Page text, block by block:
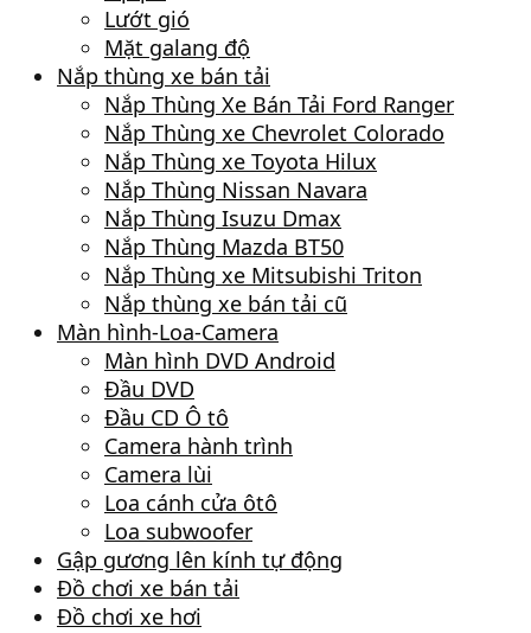
Lướt gió
Mặt galang độ
Nắp thùng xe bán tải
Nắp Thùng Xe Bán Tải Ford Ranger
Nắp Thùng xe Chevrolet Colorado
Nắp Thùng xe Toyota Hilux
Nắp Thùng Nissan Navara
Nắp Thùng Isuzu Dmax
Nắp Thùng Mazda BT50
Nắp Thùng xe Mitsubishi Triton
Nắp thùng xe bán tải cũ
Màn hình-Loa-Camera
Màn hình DVD Android
Đầu DVD
Đầu CD Ô tô
Camera hành trình
Camera lùi
Loa cánh cửa ôtô
Loa subwoofer
Gập gương lên kính tự động
Đồ chơi xe bán tải
Đồ chơi xe hơi